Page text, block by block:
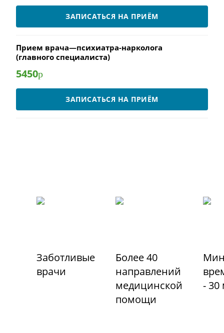
ЗАПИСАТЬСЯ НА ПРИЁМ
Прием врача—психиатра-нарколога
(главного специалиста)
5450р
ЗАПИСАТЬСЯ НА ПРИЁМ
Заботливые
врачи
Более 40
направлений
медицинской
помощи
- 30